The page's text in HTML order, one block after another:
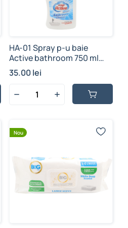
HA-01 Spray p-u baie
Active bathroom 750 ml
(1/12 buc)
35.00 lei
Nou